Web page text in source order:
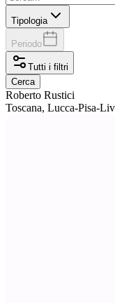
Tipologia
Periodo
Tutti i filtri
Cerca
Roberto Rustici
Toscana, Lucca-Pisa-